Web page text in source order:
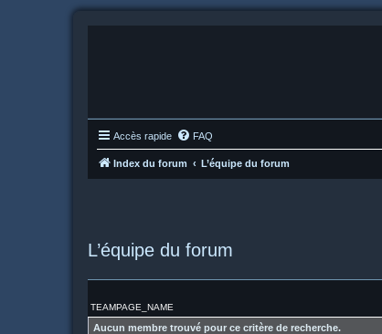
Accès rapide FAQ
Index du forum L’équipe du forum
L’équipe du forum
TEAMPAGE_NAME
Aucun membre trouvé pour ce critère de recherche.